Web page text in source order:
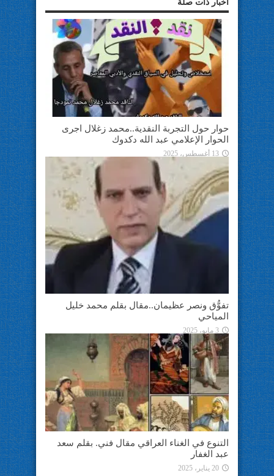
أخبار ذات صلة
حوار حول التجربة النقدية..محمد زغلال اجرى
الحوار الإعلامي عبد الله دكدوك
13 أغسطس، 2025
تفوُّق ونصر عظيمان..مقال بقلم محمد خليل
المياحي
3 مايو، 2025
التنوع في الغناء العراقي مقال فني. بقلم سعد
عبد الغفار
20 يناير، 2025